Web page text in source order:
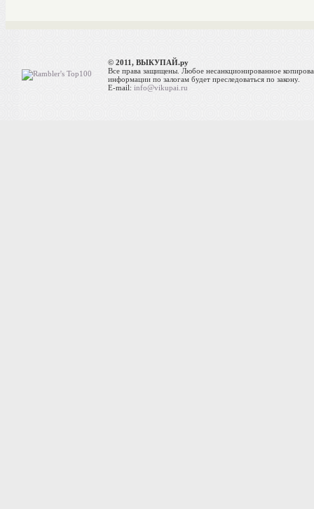
© 2011, ВЫКУПАЙ.ру
Все права защищены. Любое несанкционированное
информации по залогам будет преследоваться по закону.
E-mail:info@vikupai.ru